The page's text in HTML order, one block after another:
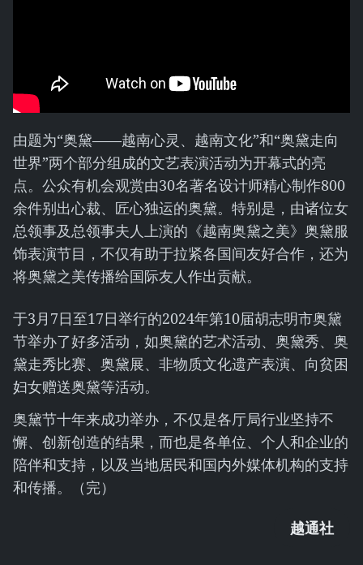
由题为“奥黛——越南心灵、越南文化”和“奥黛走向
世界”两个部分组成的文艺表演活动为开幕式的亮
点。公众有机会观赏由30名著名设计师精心制作800
余件别出心裁、匠心独运的奥黛。特别是，由诸位女
总领事及总领事夫人上演的《越南奥黛之美》奥黛服
饰表演节目，不仅有助于拉紧各国间友好合作，还为
将奥黛之美传播给国际友人作出贡献。
于3月7日至17日举行的2024年第10届胡志明市奥黛
节举办了好多活动，如奥黛的艺术活动、奥黛秀、奥
黛走秀比赛、奥黛展、非物质文化遗产表演、向贫困
妇女赠送奥黛等活动。
奥黛节十年来成功举办，不仅是各厅局行业坚持不
懈、创新创造的结果，而也是各单位、个人和企业的
陪伴和支持，以及当地居民和国内外媒体机构的支持
和传播。（完）
越通社